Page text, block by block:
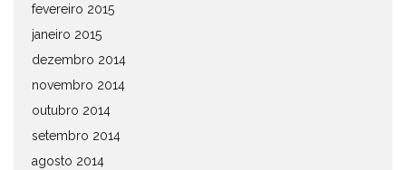
fevereiro 2015
janeiro 2015
dezembro 2014
novembro 2014
outubro 2014
setembro 2014
agosto 2014